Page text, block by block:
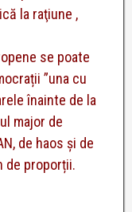
la raţiune ,
se poate
”una cu
înainte de la
major de
de haos și de
de proporții.